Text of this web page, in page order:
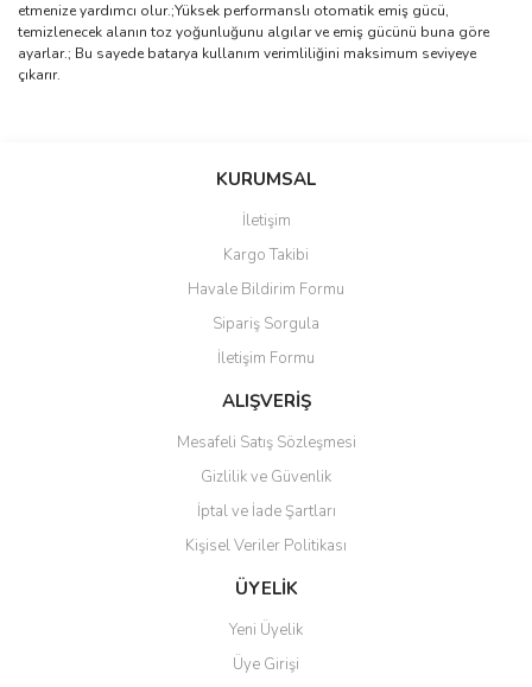
etmenize yardımcı olur.;Yüksek performanslı otomatik emiş gücü,
temizlenecek alanın toz yoğunluğunu algılar ve emiş gücünü buna göre
ayarlar.; Bu sayede batarya kullanım verimliliğini maksimum seviyeye
çıkarır.
Bu ürüne ilk yorumu siz yapın!
Ürün resmi kalitesiz, bozuk veya görüntülenemiyor.
Ürün açıklamasında eksik bilgiler bulunuyor.
Ürün bilgilerinde hatalar bulunuyor.
Ürün fiyatı diğer sitelerden daha pahalı.
Bu ürüne benzer farklı alternatifler olmalı.
Gönder
KURUMSAL
İletişim
Kargo Takibi
Havale Bildirim Formu
Sipariş Sorgula
İletişim Formu
ALIŞVERİŞ
Mesafeli Satış Sözleşmesi
Gizlilik ve Güvenlik
İptal ve İade Şartları
Kişisel Veriler Politikası
ÜYELİK
Yeni Üyelik
Üye Girişi